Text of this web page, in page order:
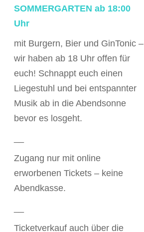
SOMMERGARTEN ab 18:00
Uhr
mit Burgern, Bier und GinTonic –
wir haben ab 18 Uhr offen für
euch! Schnappt euch einen
Liegestuhl und bei entspannter
Musik ab in die Abendsonne
bevor es losgeht.
Zugang nur mit online
erworbenen Tickets – keine
Abendkasse.
Ticketverkauf auch über die